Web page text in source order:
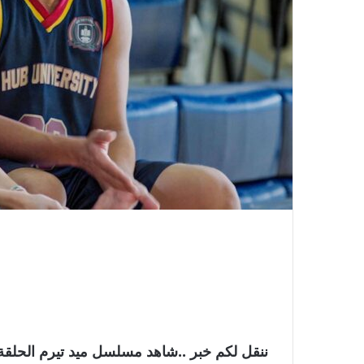
ننقل لكم خبر ..شاهد مسلسل ميد تيرم الحلقة 9 .. ” تحقق نجاحًا كبيرًا.. نترككم مع